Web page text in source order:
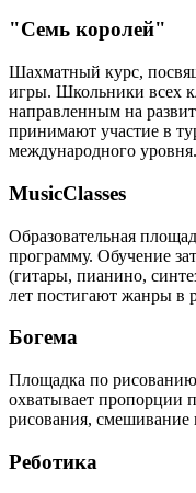
"Семь королей"
Шахматный курс,
игры. Школьники всех
направленным на
принимают участие в
международного уровня.
MusicClasses
Образовательная
программу. Обучение
(гитары, пианино,
лет постигают жанры в
Богема
Площадка по
охватывает пропорции
рисования, смешивание
Реботика